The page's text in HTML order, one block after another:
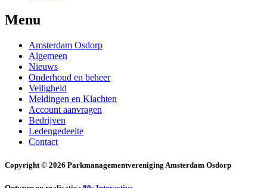
Menu
Amsterdam Osdorp
Algemeen
Nieuws
Onderhoud en beheer
Veiligheid
Meldingen en Klachten
Account aanvragen
Bedrijven
Ledengedeelte
Contact
Copyright © 2026 Parkmanagementvereniging Amsterdam Osdorp